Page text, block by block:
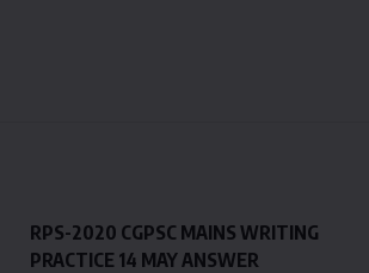
RPS-2020 CGPSC MAINS WRITING
PRACTICE 14 MAY ANSWER